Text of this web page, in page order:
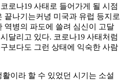
로나19 사태로 들어가게 될 시점
끝나기는커녕 미국과 유럽 등지로
역병의 파도에 쓸려 심신이 고달
달리고 있다. 코로나19 사태처럼
보다도 그런 상태에 익숙한 사람
이라 할 수 있었던 시기는 소설